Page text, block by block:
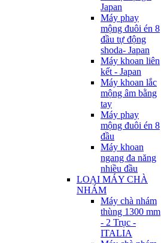
Japan
Máy phay
mộng đuôi én 8
đầu tự động
shoda- Japan
Máy khoan liên
kết - Japan
Máy khoan lắc
mộng âm bằng
tay
Máy phay
mộng đuôi én 8
đầu
Máy khoan
ngang đa năng
nhiều đầu
LOẠI MÁY CHÀ
NHÁM
Máy chà nhám
thùng 1300 mm
- 2 Trục -
ITALIA